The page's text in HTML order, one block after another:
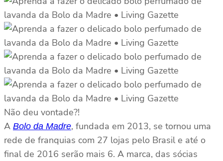
Não deu vontade?!
A Bolo da Madre, fundada em 2013, se tornou uma
rede de franquias com 27 lojas pelo Brasil e até o
final de 2016 serão mais 6. A marca, das sócias